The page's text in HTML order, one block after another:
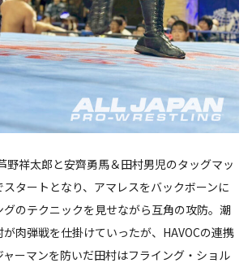
野祥太郎と安齊勇馬＆田村男児のタッグマッ
タートとなり、アマレスをバックボーンに
のテクニックを見せながら互角の攻防。潮
肉弾戦を仕掛けていったが、HAVOCの連携
ーマンを防いだ田村はフライング・ショル